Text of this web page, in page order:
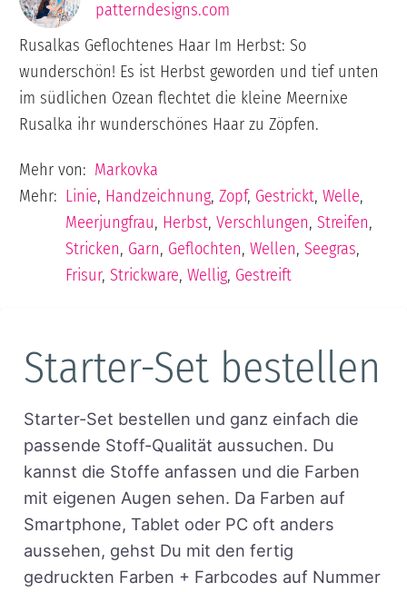
patterndesigns.com
Rusalkas Geflochtenes Haar Im Herbst: So
wunderschön! Es ist Herbst geworden und tief unten
im südlichen Ozean flechtet die kleine Meernixe
Rusalka ihr wunderschönes Haar zu Zöpfen.
Mehr von: Markovka
Mehr: Linie, Handzeichnung,Zopf, Gestrickt,Welle,
Meerjungfrau, Herbst,Verschlungen,Streifen,
Stricken, Garn, Geflochten,Wellen,Seegras,
Frisur,Strickware,Wellig, Gestreift
Starter-Set bestellen
Starter-Set bestellen und ganz einfach die
passende Stoff-Qualität aussuchen. Du
kannst die Stoffe anfassen und die Farben
mit eigenen Augen sehen. Da Farben auf
Smartphone, Tablet oder PC oft anders
aussehen, gehst Du mit den fertig
gedruckten Farben + Farbcodes auf Nummer